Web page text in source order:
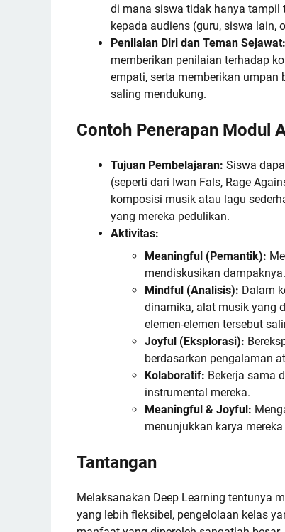
di mana siswa tidak hanya tampil
kepada audiens (guru, siswa lain,
Penilaian Diri dan Teman Sejawat:
memberikan penilaian terhadap
empati, serta memberikan
saling mendukung.
Contoh Penerapan Modul
Tujuan Pembelajaran: Siswa
(seperti dari Iwan Fals, Rage
komposisi musik atau lagu
yang mereka pedulikan.
Aktivitas:
Meaningful (Pemantik):
mendiskusikan dampaknya.
Mindful (Analisis): Dalam
dinamika, alat musik yang
elemen-elemen tersebut
Joyful (Eksplorasi):
berdasarkan pengalaman
Kolaboratif: Bekerja sama
instrumental mereka.
Meaningful & Joyful:
menunjukkan karya
Tantangan
Melaksanakan Deep Learning tentunya
yang lebih fleksibel, pengelolaan kelas